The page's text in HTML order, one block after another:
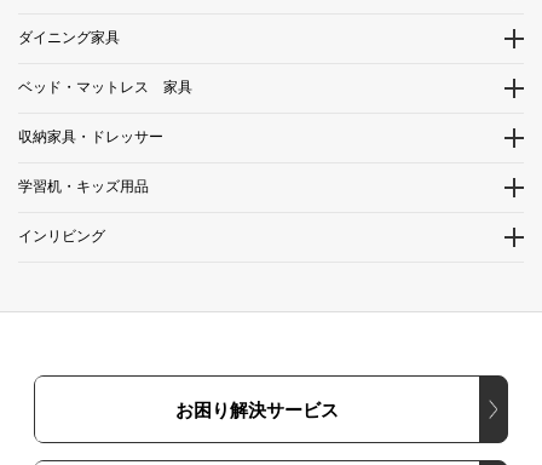
ダイニング家具
ベッド・マットレス 家具
収納家具・ドレッサー
学習机・キッズ用品
インリビング
お困り解決サービス